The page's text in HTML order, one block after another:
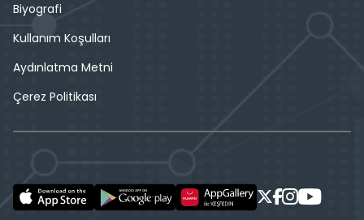
Biyografi
Kullanım Koşulları
Aydınlatma Metni
Çerez Politikası